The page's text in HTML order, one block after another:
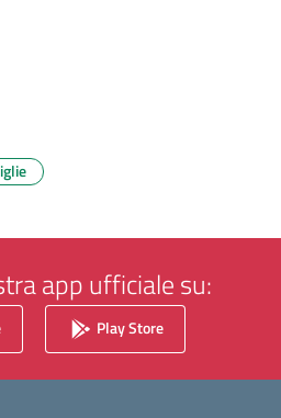
app ufficiale su:
Play Store